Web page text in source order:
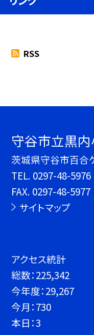
RSS
守谷市立黒
茨城県守谷市百合
TEL. 0297-48-5976
FAX. 0297-48-5977
サイトマップ
アクセス統計
総数：225,342
今年度：29,267
今月：730
本日：3